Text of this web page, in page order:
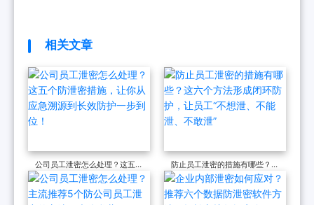
相关文章
公司员工泄密怎么处理？这五个
防泄密措施，让你从应急溯源到
长效防护一步到位！
防止员工泄密的措施有哪些？这
六个方法形成闭环防护，让员
工“不想泄、不能泄、不敢泄”